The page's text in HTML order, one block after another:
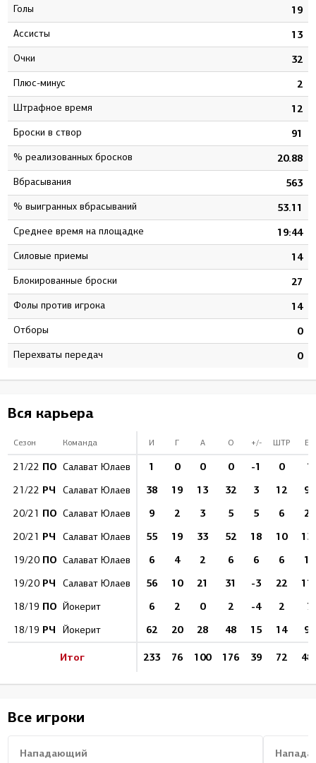
Голы 19
Ассисты 13
Очки 32
Плюс-минус 2
штрафное время 12
Броски в створ 91
% реализованных бросков 20.88
Вбрасывания 563
% выигранных вбрасываний 53.11
Среднее время на площадке 19:44
Силовые приемы 14
Блокированные броски 27
Фолы против игрока 14
Отборы 0
Перехваты передач 0
Вся карьера
Сезон Команда И Г А О +/- ШТР БВ
21/22 ПО Салават Юлаев 1 0 0 0 -1 0 1
21/22 РЧ Салават Юлаев 38 19 13 32 3 12 90
20/21 ПО Салават Юлаев 9 2 3 5 5 6 23
20/21 РЧ Салават Юлаев 55 19 33 52 18 10
19/20 ПО Салават Юлаев 6 4 2 6 6 6 13
19/20 РЧ Салават Юлаев 56 10 21 31 -3 22
18/19 ПО Йокерит 6 2 0 2 -4 2 7
18/19 РЧ Йокерит 62 20 28 48 15 14 98
Итог 233 76 100 176 39 72
Все игроки
Нападающий